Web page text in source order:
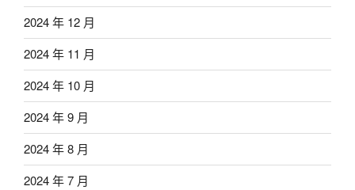
2024 年 12 月
2024 年 11 月
2024 年 10 月
2024 年 9 月
2024 年 8 月
2024 年 7 月